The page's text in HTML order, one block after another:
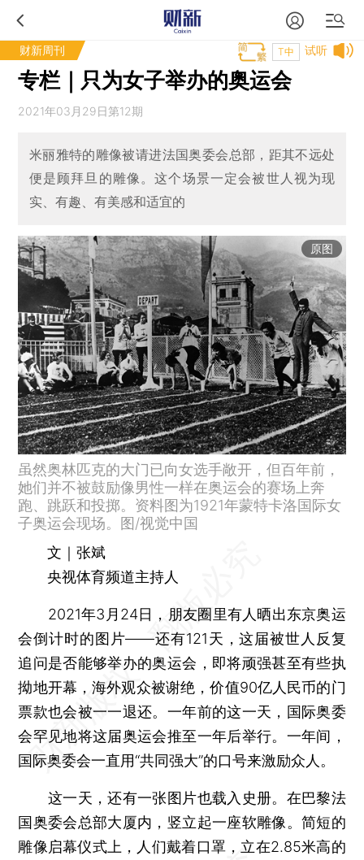
财新周刊 试听
T中
专栏｜只为女子举办的奥运会
2021年03月29日第12期
米丽雅特的雕像被请进法国奥委会总部，距其不远处
便是顾拜旦的雕像。这个场景一定会被世人视为现
实、有趣、有美感和适宜的
原图
虽然奥林匹克的大门已向女选手敞开，但百年前，
她们并不被鼓励像男性一样在奥运会的赛场上奔
跑、跳跃和投掷。资料图为1921年蒙特卡洛国际女
子奥运会现场。图/视觉中国
文｜张斌
央视体育频道主持人
2021年3月24日，朋友圈里有人晒出东京奥运
会倒计时的图片——还有121天，这届被世人反复
追问是否能够举办的奥运会，即将顽强甚至有些执
拗地开幕，海外观众被谢绝，价值90亿人民币的门
票款也会被一一退还。一年前的这一天，国际奥委
会罕见地将这届奥运会推至一年后举行。一年间，
国际奥委会一直用“共同强大”的口号来激励众人。
这一天，还有一张图片也载入史册。在巴黎法
国奥委会总部大厦内，竖立起一座软雕像。简短的
雕像启幕仪式上，人们戴着口罩，立在2.85米高的